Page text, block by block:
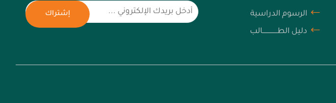
الرسوم الدراسية
دليل الطـــــــــــــــالب
إشتراك